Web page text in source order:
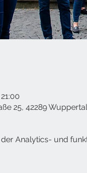
25, 42289
Analytics- und